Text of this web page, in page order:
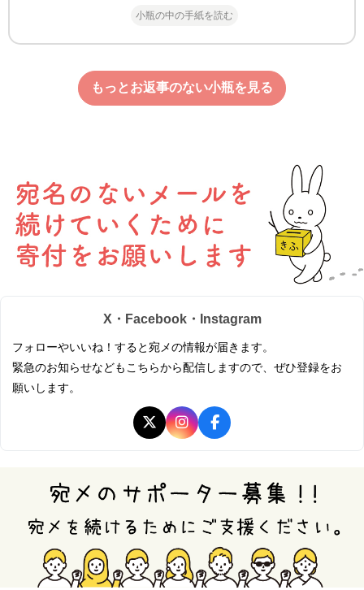
小瓶の中の手紙を読む
もっとお返事のない小瓶を見る
X・Facebook・Instagram
フォローやいいね！すると宛メの情報が届きます。
緊急のお知らせなどもこちらから配信しますので、ぜひ登録をお
願いします。